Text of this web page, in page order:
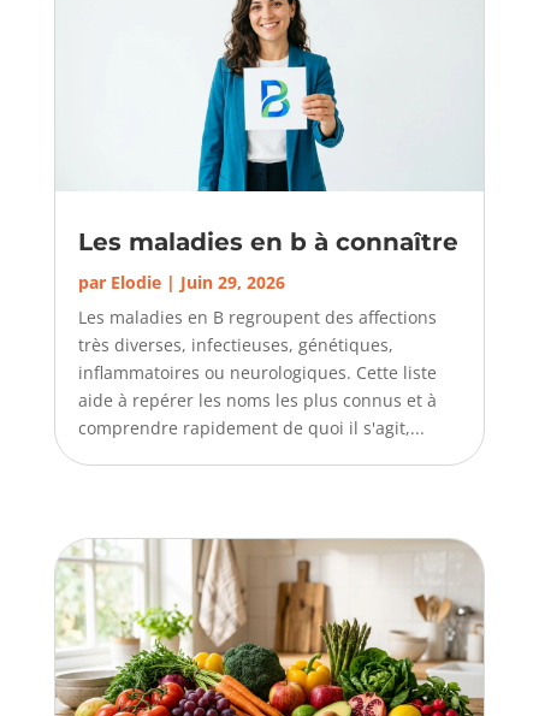
Les maladies en b à connaître
par Elodie| Juin 29, 2026
Les maladies en B regroupent des affections
très diverses, infectieuses, génétiques,
inflammatoires ou neurologiques. Cette liste
aide à repérer les noms les plus connus et à
comprendre rapidement de quoi il s'agit,...